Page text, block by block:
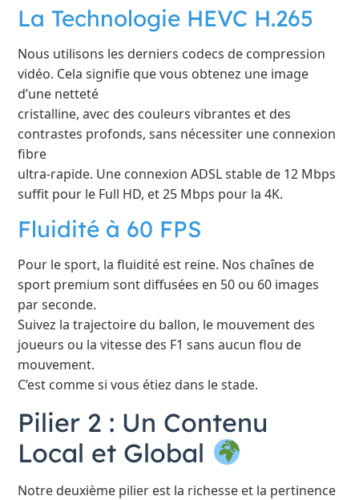
La Technologie HEVC H.265
Nous utilisons les derniers codecs de compression
vidéo. Cela signifie que vous obtenez une image
d’une netteté
cristalline, avec des couleurs vibrantes et des
contrastes profonds, sans nécessiter une connexion
fibre
ultra-rapide. Une connexion ADSL stable de 12 Mbps
suffit pour le Full HD, et 25 Mbps pour la 4K.
Fluidité à 60 FPS
Pour le sport, la fluidité est reine. Nos chaînes de
sport premium sont diffusées en 50 ou 60 images
par seconde.
Suivez la trajectoire du ballon, le mouvement des
joueurs ou la vitesse des F1 sans aucun flou de
mouvement.
C’est comme si vous étiez dans le stade.
Pilier 2 : Un Contenu
Local et Global
Notre deuxième pilier est la richesse et la pertinence